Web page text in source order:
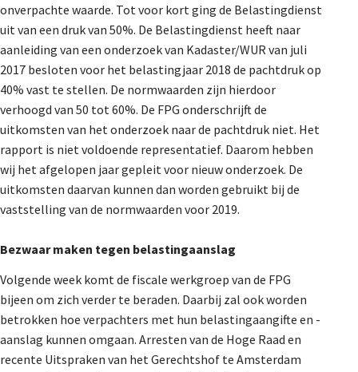
onverpachte waarde. Tot voor kort ging de Belastingdienst
uit van een druk van 50%. De Belastingdienst heeft naar
aanleiding van een onderzoek van Kadaster/WUR van juli
2017 besloten voor het belastingjaar 2018 de pachtdruk op
40% vast te stellen. De normwaarden zijn hierdoor
verhoogd van 50 tot 60%. De FPG onderschrijft de
uitkomsten van het onderzoek naar de pachtdruk niet. Het
rapport is niet voldoende representatief. Daarom hebben
wij het afgelopen jaar gepleit voor nieuw onderzoek. De
uitkomsten daarvan kunnen dan worden gebruikt bij de
vaststelling van de normwaarden voor 2019.
Bezwaar maken tegen belastingaanslag
Volgende week komt de fiscale werkgroep van de FPG
bijeen om zich verder te beraden. Daarbij zal ook worden
betrokken hoe verpachters met hun belastingaangifte en -
aanslag kunnen omgaan. Arresten van de Hoge Raad en
recente Uitspraken van het Gerechtshof te Amsterdam